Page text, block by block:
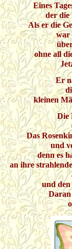
Eines
der die
Als er die
war
ohne all
Er
kleinen
Die
Das
und
denn es
an ihre
und
Daran